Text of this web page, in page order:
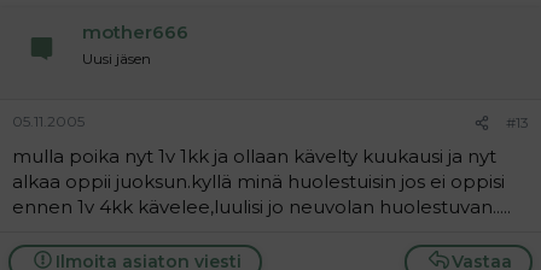
mother666
Uusi jäsen
05.11.2005 #13
mulla poika nyt 1v 1kk ja ollaan kävelty kuukausi ja nyt
alkaa oppii juoksun.kyllä minä huolestuisin jos ei oppisi
ennen 1v 4kk kävelee,luulisi jo neuvolan huolestuvan.....
Vastaa
Ilmoita asiaton viesti